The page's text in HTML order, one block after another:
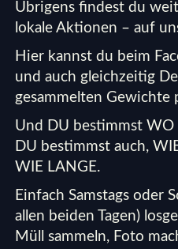
Übrigens findest du
lokale Aktionen – auf
Hier kannst du beim
und auch gleichzeitig
gesammelten Gewichte
Und DU bestimmst
DU bestimmst auch,
WIE LANGE.
Einfach Samstags oder
allen beiden Tagen)
Müll sammeln, Foto